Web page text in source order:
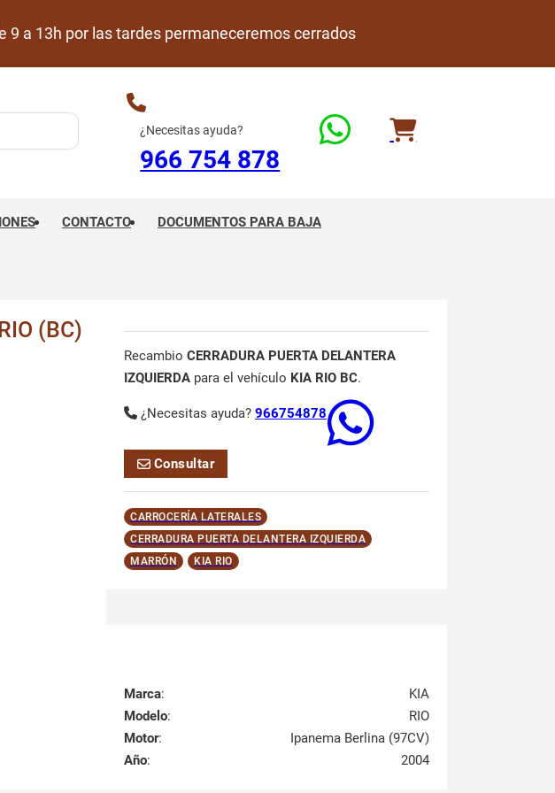
9 a 13h por las tardes permaneceremos cerrados
¿Necesitas ayuda?
966 754 878
CONTACTO DOCUMENTOS PARA BAJA
(BC)
Recambio CERRADURA PUERTA DELANTERA
IZQUIERDA para el vehículo KIA RIO BC.
¿Necesitas ayuda? 966754878
Consultar
CARROCERÍA LATERALES
CERRADURA PUERTA DELANTERA IZQUIERDA
MARRÓN
KIA RIO
Marca:
KIA
Modelo:
RIO
Motor:
Ipanema Berlina (97CV)
Año: 2004